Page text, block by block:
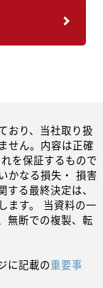
おり、当社取り扱
せん。内容は正確
を保証するもので
かなる損失・ 損害
する最終決定は、
ます。 当資料の一
無断での複製、転
に記載の重要事